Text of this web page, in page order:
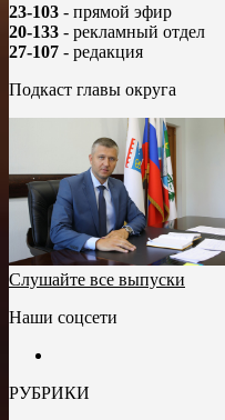
23-103 - прямой эфир
20-133 - рекламный отдел
27-107 - редакция
Подкаст главы округа
Слушайте все выпуски
Наши соцсети
РУБРИКИ